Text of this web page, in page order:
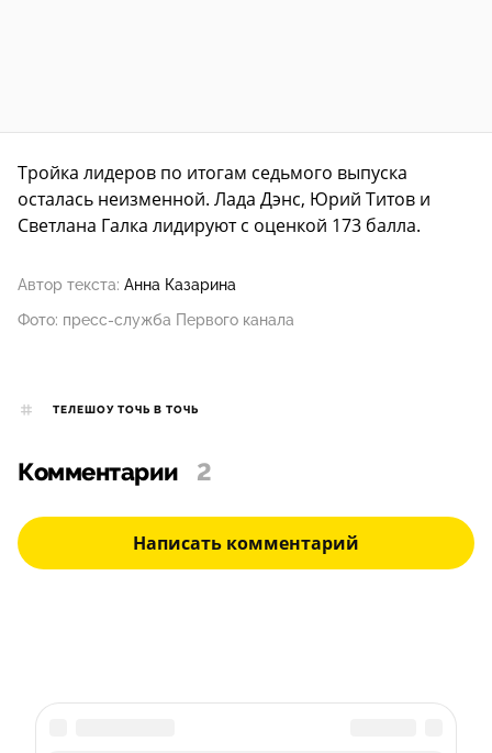
Тройка лидеров по итогам седьмого выпуска
осталась неизменной. Лада Дэнс, Юрий Титов и
Светлана Галка лидируют с оценкой 173 балла.
Автор текста: Анна Казарина
Фото: пресс-служба Первого канала
ТЕЛЕШОУ ТОЧЬ В ТОЧЬ
Комментарии 2
Написать комментарий